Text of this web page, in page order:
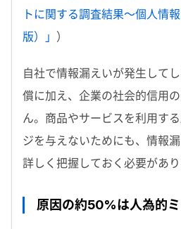
トに関する調査結果～個人情
版）」 ）
自社で情報漏えいが発生して
償に加え、企業の社会的信用
ん。商品やサービスを利用す
ジを与えないためにも、情報
詳しく把握しておく必要があり
原因の約50%は人為的